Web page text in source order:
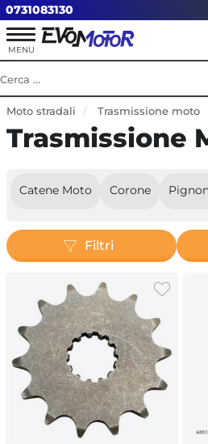
0731083130
Moto stradali Trasmissione moto
Trasmissione
Catene Moto Corone
Filtri